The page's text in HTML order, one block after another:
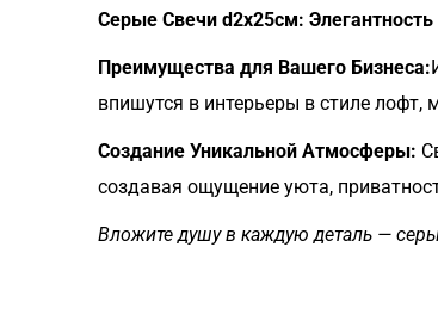
Серые Свечи d2x25см:
Преимущества для Вашего Бизнеса:
впишутся в интерьеры в стиле лофт,
Создание Уникальной Атмосферы:
создавая ощущение уюта,
Вложите душу в каждую деталь —